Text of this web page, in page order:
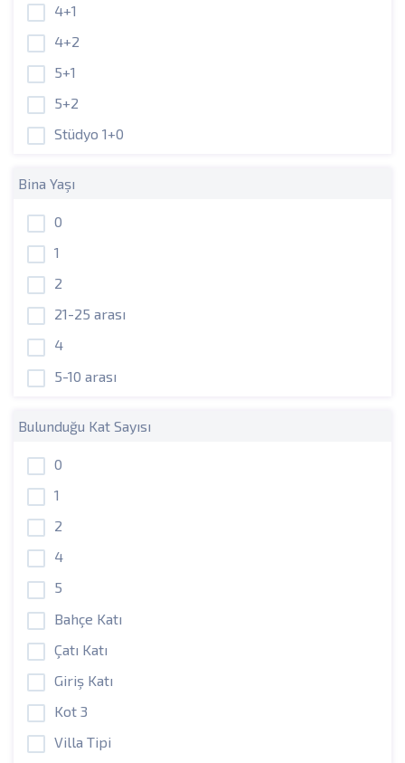
4+1
4+2
5+1
5+2
Stüdyo 1+0
Bina Yaşı
0
1
2
21-25 arası
4
5-10 arası
Bulunduğu Kat Sayısı
0
1
2
4
5
Bahçe Katı
Çatı Katı
Giriş Katı
Kot 3
Villa Tipi